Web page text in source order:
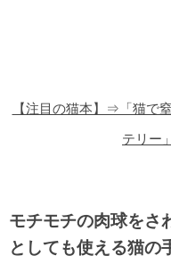
【注目の猫本】⇒「猫で
テリー
モチモチの肉球をさ
としても使える猫の
猫のゲーム・アプリ
猫のフリー写真素材